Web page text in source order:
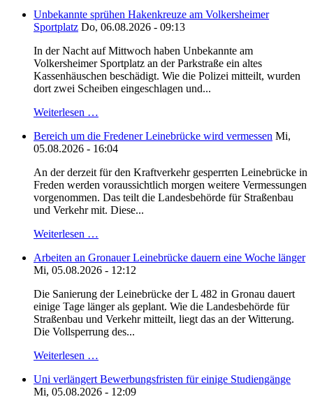
Unbekannte sprühen Hakenkreuze am Volkersheimer
Sportplatz Do, 06.08.2026 - 09:13
In der Nacht auf Mittwoch haben Unbekannte am
Volkersheimer Sportplatz an der Parkstraße ein altes
Kassenhäuschen beschädigt. Wie die Polizei mitteilt, wurden
dort zwei Scheiben eingeschlagen und...
Weiterlesen …
Bereich um die Fredener Leinebrücke wird vermessen Mi,
05.08.2026 - 16:04
An der derzeit für den Kraftverkehr gesperrten Leinebrücke in
Freden werden voraussichtlich morgen weitere Vermessungen
vorgenommen. Das teilt die Landesbehörde für Straßenbau
und Verkehr mit. Diese...
Weiterlesen …
Arbeiten an Gronauer Leinebrücke dauern eine Woche länger
Mi, 05.08.2026 - 12:12
Die Sanierung der Leinebrücke der L 482 in Gronau dauert
einige Tage länger als geplant. Wie die Landesbehörde für
Straßenbau und Verkehr mitteilt, liegt das an der Witterung.
Die Vollsperrung des...
Weiterlesen …
Uni verlängert Bewerbungsfristen für einige Studiengänge
Mi, 05.08.2026 - 12:09